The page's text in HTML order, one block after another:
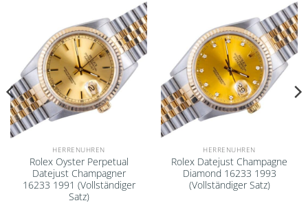
Add to
wishlist
HERRENUHREN
Rolex Oyster Perpetual
Datejust Champagner
16233 1991 (Vollständiger
Satz)
Add to
wishlist
HERRENUHREN
Rolex Datejust Champagne
Diamond 16233 1993
(Vollständiger Satz)